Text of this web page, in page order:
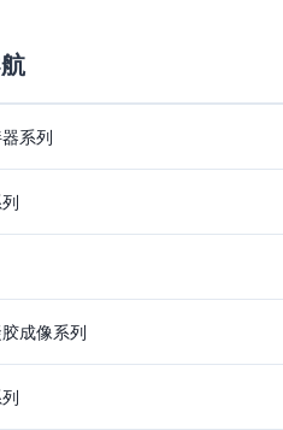
系列
成像系列